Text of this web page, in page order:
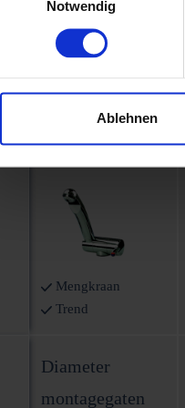
Notwendig
Ablehnen
TREND A
Gebogen
uitloop -
chroom
Mengkraan
Trend
Diameter
montagegaten